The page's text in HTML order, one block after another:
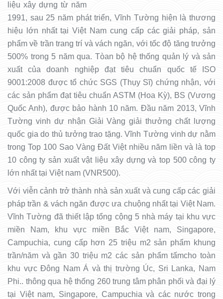
liệu xây dựng từ năm
1991, sau 25 năm phát triển, Vĩnh Tường hiện là thương
hiệu lớn nhất tại Việt Nam cung cấp các giải pháp, sản
phẩm về trần trang trí và vách ngăn, với tốc độ tăng trưởng
500% trong 5 năm qua. Tòan bộ hệ thống quản lý và sản
xuất của doanh nghiệp đạt tiêu chuẩn quốc tế ISO
9001:2008 được tổ chức SGS (Thụy Sĩ) chứng nhận, với
các sản phẩm đạt tiêu chuẩn ASTM (Hoa Kỳ), BS (Vương
Quốc Anh), được bảo hành 10 năm. Đầu năm 2013, Vĩnh
Tường vinh dự nhận Giải Vàng giải thưởng chất lượng
quốc gia do thủ tưởng trao tặng. Vĩnh Tường vinh dự nằm
trong Top 100 Sao Vàng Đất Việt nhiều năm liền và là top
10 công ty sản xuất vật liệu xây dựng và top 500 công ty
lớn nhất tại Việt nam (VNR500).
Với viễn cảnh trở thành nhà sản xuất và cung cấp các giải
pháp trần & vách ngăn được ưa chuộng nhất tại Việt Nam.
Vĩnh Tường đã thiết lập tổng cộng 5 nhà máy tại khu vực
miền Nam, khu vực miền Bắc Việt nam, Singapore,
Campuchia, cung cấp hơn 25 triệu m2 sản phẩm khung
trần/năm và gần 30 triệu m2 các sản phẩm tấmcho toàn
khu vực Đông Nam Á và thị trường Úc, Sri Lanka, Nam
Phi.. thông qua hệ thống 260 trung tâm phân phối và đại lý
tại Việt nam, Singapore, Campuchia và các nước trong